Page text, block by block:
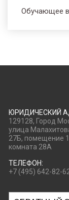
Обучающее
ЮРИДИЧЕСКИЙ
129128, Город
улица
27Б, помещение
комната 28А
ТЕЛЕФОН:
+7 (495) 642-82-